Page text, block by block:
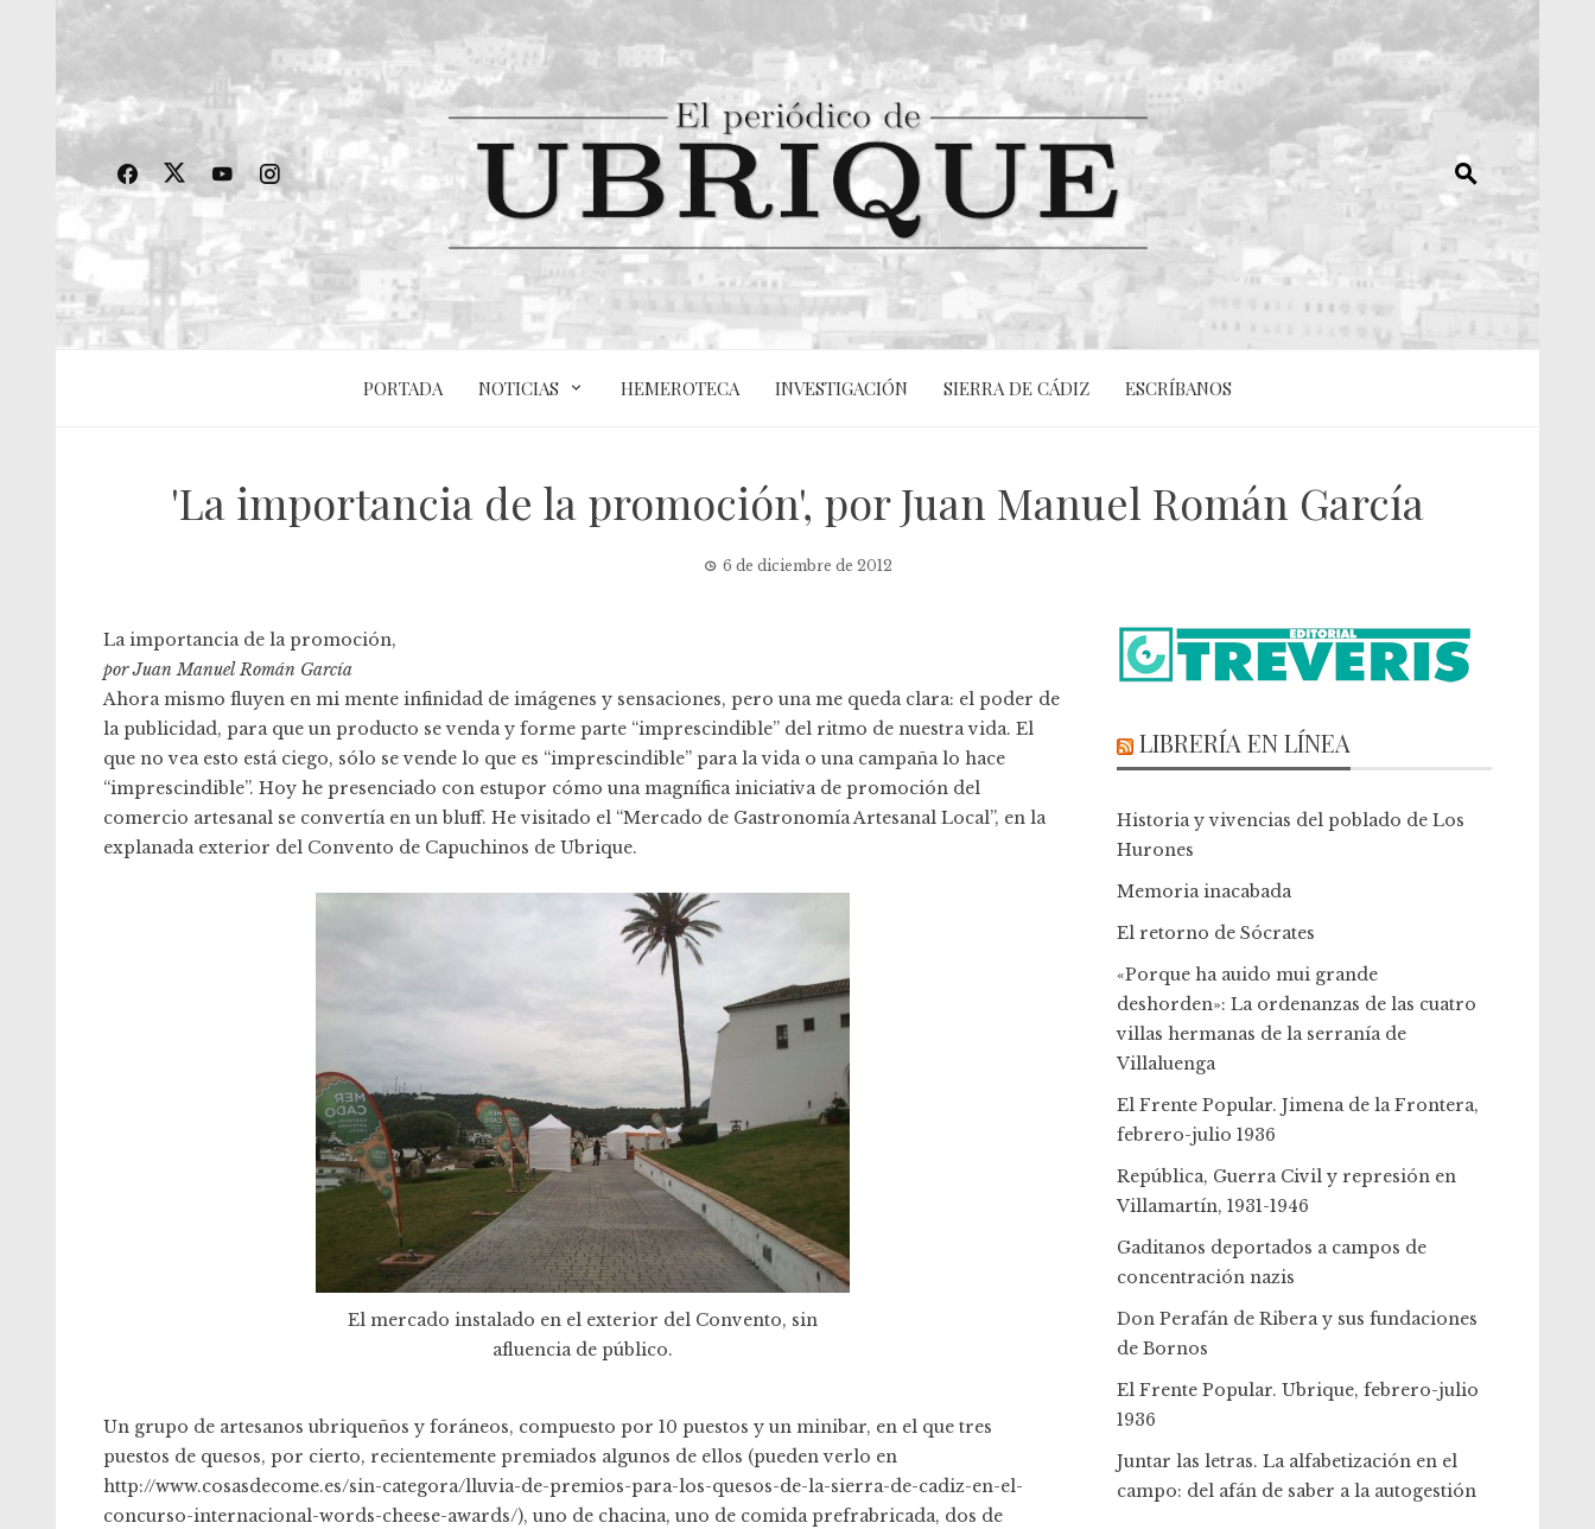
PORTADA NOTICIAS HEMEROTECA INVESTIGACIÓN SIERRA DE CÁDIZ ESCRÍBANOS
'La importancia de la promoción', por Juan Manuel Román García
6 de diciembre de 2012
La importancia de la promoción,
por Juan Manuel Román García
Ahora mismo fluyen en mi mente infinidad de imágenes y sensaciones, pero una me queda clara: el poder de
la publicidad, para que un producto se venda y forme parte “imprescindible” del ritmo de nuestra vida. El
que no vea esto está ciego, sólo se vende lo que es “imprescindible” para la vida o una campaña lo hace
“imprescindible”. Hoy he presenciado con estupor cómo una magnífica iniciativa de promoción del
comercio artesanal se convertía en un bluff. He visitado el “Mercado de Gastronomía Artesanal Local”, en la
explanada exterior del Convento de Capuchinos de Ubrique.
El mercado instalado en el exterior del Convento, sin
afluencia de público.
Un grupo de artesanos ubriqueños y foráneos, compuesto por 10 puestos y un minibar, en el que tres
puestos de quesos, por cierto, recientemente premiados algunos de ellos (pueden verlo en
http://www.cosasdecome.es/sin-categora/lluvia-de-premios-para-los-quesos-de-la-sierra-de-cadiz-en-el-
concurso-internacional-words-cheese-awards/), uno de chacina, uno de comida prefrabricada, dos de
LIBRERÍA EN LÍNEA
Historia y vivencias del poblado de Los
Hurones
Memoria inacabada
El retorno de Sócrates
«Porque ha auido mui grande
deshorden»: La ordenanzas de las cuatro
villas hermanas de la serranía de
Villaluenga
El Frente Popular. Jimena de la Frontera,
febrero-julio 1936
República, Guerra Civil y represión en
Villamartín, 1931-1946
Gaditanos deportados a campos de
concentración nazis
Don Perafán de Ribera y sus fundaciones
de Bornos
El Frente Popular. Ubrique, febrero-julio
1936
Juntar las letras. La alfabetización en el
campo: del afán de saber a la autogestión